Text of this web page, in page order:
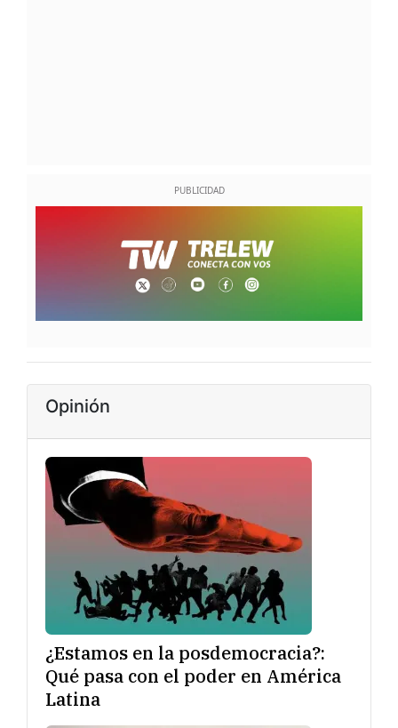
Opinión
¿Estamos en la posdemocracia?:
Qué pasa con el poder en América
Latina